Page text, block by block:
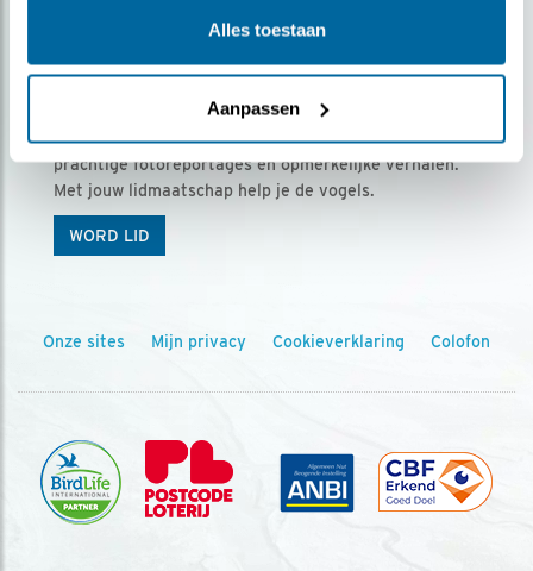
Alles toestaan
Aanpassen
Ontvang 5 x Vogels voor € 36,00 per jaar
Vogels is het tijdschrift voor onze leden, met
prachtige fotoreportages en opmerkelijke verhalen.
Met jouw lidmaatschap help je de vogels.
WORD LID
Onze sites Mijn privacy Cookieverklaring Colofon